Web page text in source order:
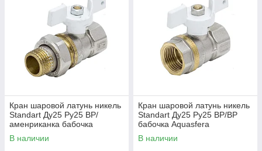
Кран шаровой латунь никель
Standart Ду25 Ру25 ВР/
аменриканка бабочка
Aquasfera
В наличии
Кран шаровой латунь никель
Standart Ду25 Ру25 ВР/ВР
бабочка Aquasfera
В наличии